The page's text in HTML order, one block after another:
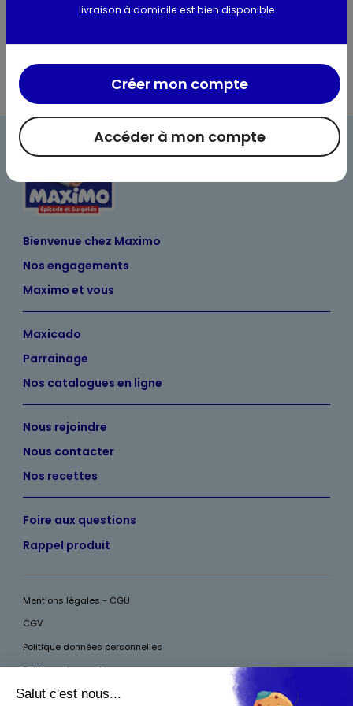
Valeurs nutritionnelles
Bienvenue chez Maximo
Nos engagements
Maximo et vous
Maxicado
Parrainage
Nos catalogues en ligne
Nous rejoindre
Nous contacter
Nos recettes
Foire aux questions
Rappel produit
Mentions légales - CGU
CGV
Politique données personnelles
Politique des cookies
Accessibilité
livraison à domicile est bien disponible
Accéder à mon compte
Créer mon compte